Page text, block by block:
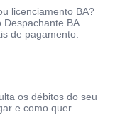
licenciamento BA?
BA
de pagamento.
os débitos do seu
e como quer